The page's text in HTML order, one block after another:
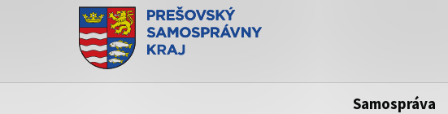
Doména psk.sk je oficiálna
Toto je oficiálna webová stránka Prešovského
Samospráva